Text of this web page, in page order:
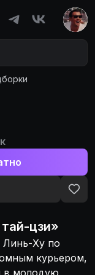
цзи»
Ху по
курьером,
в молодую